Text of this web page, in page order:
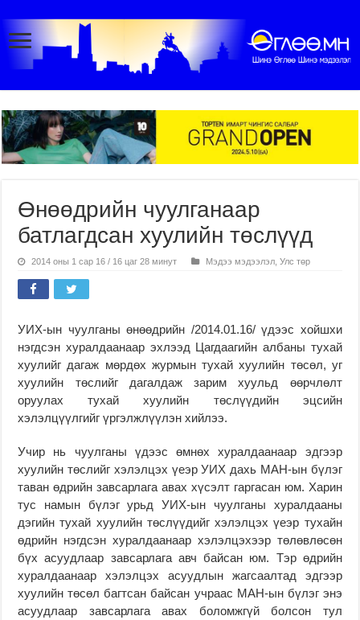
Өнөөдрийн чуулганаар
батлагдсан хуулийн төслүүд
2014 оны 1 сар 16 / 16 цаг 28 минут Мэдээ мэдээлэл ,Улс төр
УИХ-ын чуулганы өнөөдрийн /2014.01.16/ үдээс хойшхи
нэгдсэн хуралдаанаар эхлээд Цагдаагийн албаны тухай
хуулийг дагаж мөрдөх журмын тухай хуулийн төсөл, уг
хуулийн төслийг дагалдаж зарим хуульд өөрчлөлт
оруулах тухай хуулийн төслүүдийн эцсийн
хэлэлцүүлгийг үргэлжлүүлэн хийлээ.
Учир нь чуулганы үдээс өмнөх хуралдаанаар эдгээр
хуулийн төслийг хэлэлцэх үеэр УИХ дахь МАН-ын бүлэг
таван өдрийн завсарлага авах хүсэлт гаргасан юм. Харин
тус намын бүлэг урьд УИХ-ын чуулганы хуралдааны
дэгийн тухай хуулийн төслүүдийг хэлэлцэх үеэр тухайн
өдрийн нэгдсэн хуралдаанаар хэлэлцэхээр төлөвлөсөн
бүх асуудлаар завсарлага авч байсан юм. Тэр өдрийн
хуралдаанаар хэлэлцэх асуудлын жагсаалтад эдгээр
хуулийн төсөл багтсан байсан учраас МАН-ын бүлэг энэ
асуудлаар завсарлага авах боломжгүй болсон тул